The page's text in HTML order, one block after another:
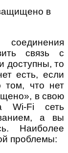
связь с
доступны, то
есть, если
что нет
в свою
Wi-Fi сеть
а вы
Наиболее
проблемы: